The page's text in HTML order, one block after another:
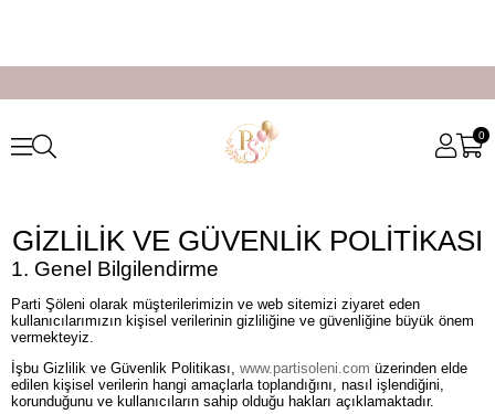
0
GİZLİLİK VE GÜVENLİK POLİTİKASI
1. Genel Bilgilendirme
Parti Şöleni olarak müşterilerimizin ve web sitemizi ziyaret eden
kullanıcılarımızın kişisel verilerinin gizliliğine ve güvenliğine büyük önem
vermekteyiz.
İşbu Gizlilik ve Güvenlik Politikası, www.partisoleni.com üzerinden elde
edilen kişisel verilerin hangi amaçlarla toplandığını, nasıl işlendiğini,
korunduğunu ve kullanıcıların sahip olduğu hakları açıklamaktadır.